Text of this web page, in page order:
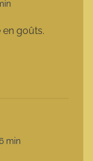
en goûts.
min